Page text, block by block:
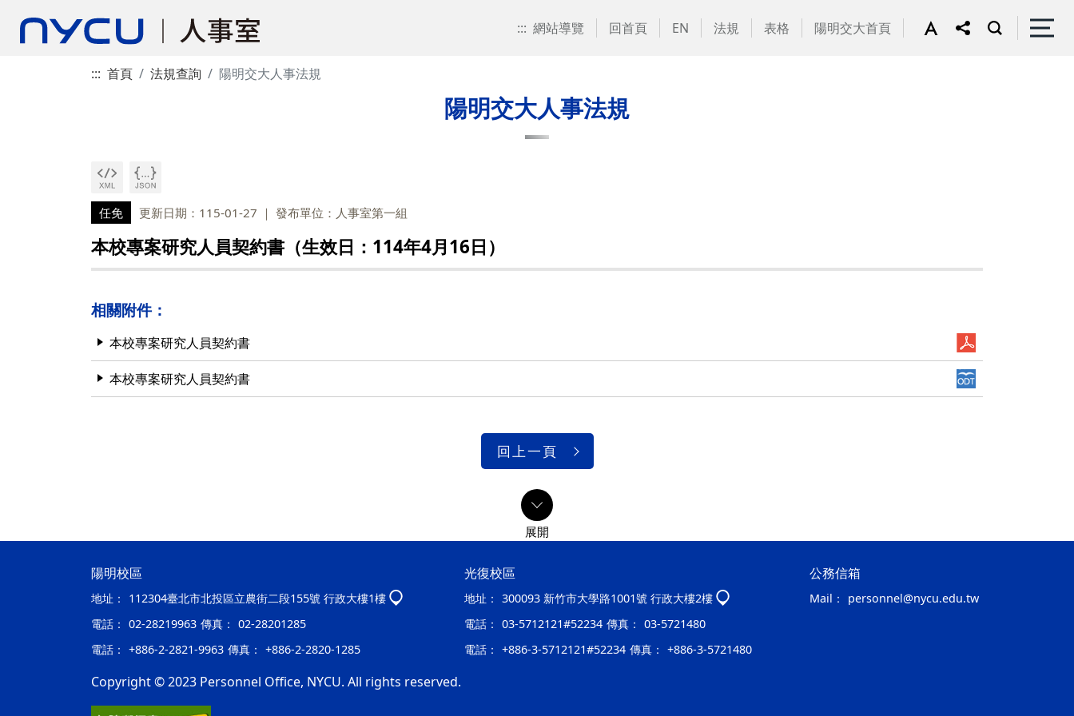
::: 網站導覽 回首頁 EN 法規 表格 陽明交大首頁
::: 首頁 法規查詢 陽明交大人事法規
陽明交大人事法規
任免 更新日期：115-01-27 發布單位：人事室第一組
本校專案研究人員契約書（生效日：114年4月16日）
相關附件：
本校專案研究人員契約書
本校專案研究人員契約書
回上一頁
陽明校區
地址：
112304臺北市北投區立農街二段155號 行政大樓1樓
電話： 02-28219963 傳真： 02-28201285
電話： +886-2-2821-9963 傳真： +886-2-2820-1285
光復校區
地址： 300093 新竹市大學路1001號 行政大樓2樓
電話： 03-5712121#52234 傳真： 03-5721480
電話： +886-3-5712121#52234 傳真： +886-3-5721480
公務信箱
Mail： personnel@nycu.edu.tw
Copyright © 2023 Personnel Office, NYCU. All rights reserved.